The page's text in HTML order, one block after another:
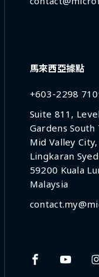
馬來西亞據點
+603-2298
Suite 811,
Gardens South
Mid Valley City,
Lingkaran
59200 Kuala
Malaysia